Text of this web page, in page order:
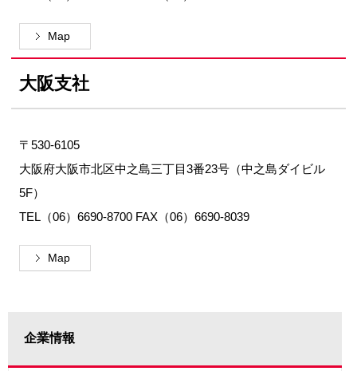
Map
大阪支社
〒530-6105
大阪府大阪市北区中之島三丁目3番23号（中之島ダイビル
5F）
TEL（06）6690-8700 FAX（06）6690-8039
Map
企業情報